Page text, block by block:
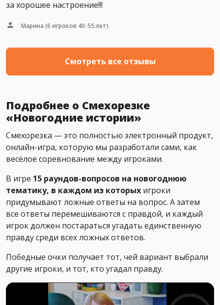
за хорошее настроение!!!
Марина (6 игроков 40-55 лет)
Смотреть все отзывы
Подробнее о Смехорезке
«Новогодние истории»
Смехорезка — это полностью электронный продукт,
онлайн-игра, которую мы разработали сами, как
весёлое соревнование между игроками.
В игре 15 раундов-вопросов на новогоднюю
тематику, в каждом из которых игроки
придумывают ложные ответы на вопрос. А затем
все ответы перемешиваются с правдой, и каждый
игрок должен постараться угадать единственную
правду среди всех ложных ответов.
Победные очки получает тот, чей вариант выбрали
другие игроки, и тот, кто угадал правду.